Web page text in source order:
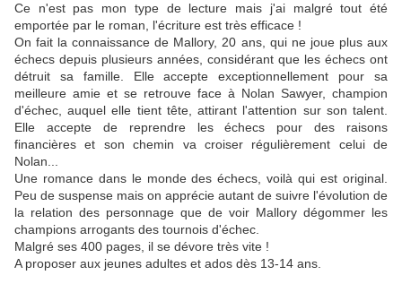
Ce n'est pas mon type de lecture mais j'ai malgré tout été
emportée par le roman, l'écriture est très efficace !
On fait la connaissance de Mallory, 20 ans, qui ne joue plus aux
échecs depuis plusieurs années, considérant que les échecs ont
détruit sa famille. Elle accepte exceptionnellement pour sa
meilleure amie et se retrouve face à Nolan Sawyer, champion
d'échec, auquel elle tient tête, attirant l'attention sur son talent.
Elle accepte de reprendre les échecs pour des raisons
financières et son chemin va croiser régulièrement celui de
Nolan...
Une romance dans le monde des échecs, voilà qui est original.
Peu de suspense mais on apprécie autant de suivre l'évolution de
la relation des personnage que de voir Mallory dégommer les
champions arrogants des tournois d'échec.
Malgré ses 400 pages, il se dévore très vite !
A proposer aux jeunes adultes et ados dès 13-14 ans.